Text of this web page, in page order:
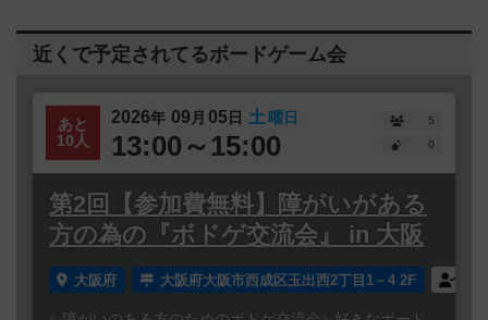
近くで予定されてるボードゲーム会
あと
10人
2026年 09 月 05日 土曜日
13:00～15:00
5
0
第2回【参加費無料】障がいがある
方の為の『ボドゲ交流会』 in 大阪
大阪府 大阪府大阪市西成区玉出西2丁目1－4 2F